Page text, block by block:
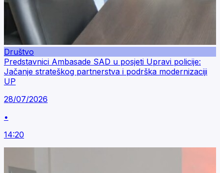
Društvo
Predstavnici Ambasade SAD u posjeti Upravi policije:
Jačanje strateškog partnerstva i podrška modernizaciji
UP
28/07/2026
•
14:20